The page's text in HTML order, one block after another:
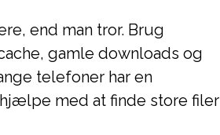
end man tror. Brug
gamle downloads og
telefoner har en
med at finde store filer